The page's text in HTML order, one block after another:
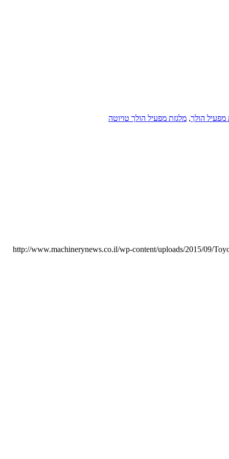
מפעיל הולך, מלגזת מפעיל הולך טויוטה
http://www.machinerynews.co.il/wp-content/uploads/2015/09/